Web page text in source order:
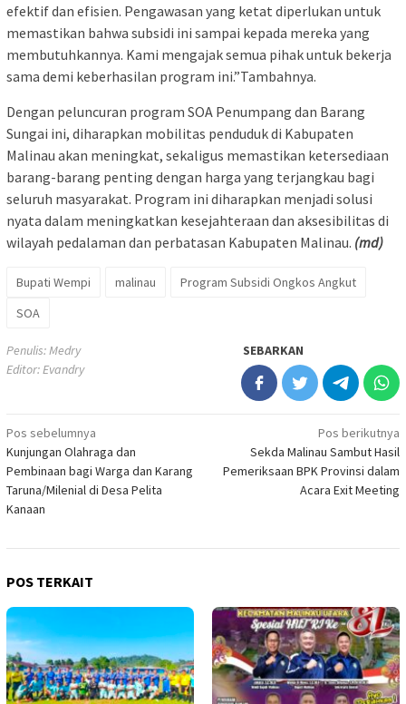
efektif dan efisien. Pengawasan yang ketat diperlukan untuk
memastikan bahwa subsidi ini sampai kepada mereka yang
membutuhkannya. Kami mengajak semua pihak untuk bekerja
sama demi keberhasilan program ini.”Tambahnya.
Dengan peluncuran program SOA Penumpang dan Barang
Sungai ini, diharapkan mobilitas penduduk di Kabupaten
Malinau akan meningkat, sekaligus memastikan ketersediaan
barang-barang penting dengan harga yang terjangkau bagi
seluruh masyarakat. Program ini diharapkan menjadi solusi
nyata dalam meningkatkan kesejahteraan dan aksesibilitas di
wilayah pedalaman dan perbatasan Kabupaten Malinau. (md)
Bupati Wempi malinau
Program Subsidi Ongkos Angkut
SOA
Penulis: Medry
Editor: Evandry
SEBARKAN
Navigasi
pos
Pos sebelumnya
Kunjungan Olahraga dan
Pembinaan bagi Warga dan Karang
Taruna/Milenial di Desa Pelita
Kanaan
Pos berikutnya
Sekda Malinau Sambut Hasil
Pemeriksaan BPK Provinsi dalam
Acara Exit Meeting
POS TERKAIT